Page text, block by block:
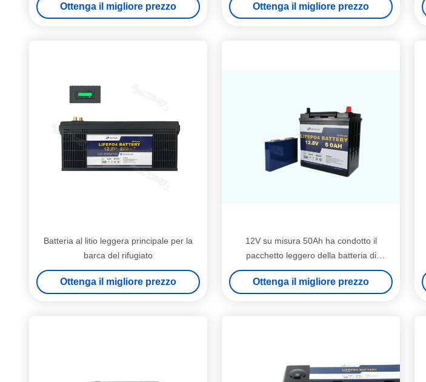
Ottenga il migliore prezzo Ottenga il migliore prezzo
Batteria al litio leggera principale per la
barca del rifugiato
Ottenga il migliore prezzo
12V su misura 50Ah ha condotto il
pacchetto leggero della batteria di
illuminazione di emergenza della batteria
al litio
Ottenga il migliore prezzo